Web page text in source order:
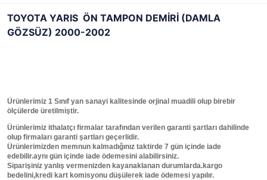
TOYOTA YARIS ÖN TAMPON DEMİRİ (DAMLA
GÖZSÜZ) 2000-2002
Ürünlerimiz 1 Sınıf yan sanayi kalitesinde orjinal muadili olup birebir
ölçülerde üretilmiştir.
Ürünlerimiz ithalatçı firmalar tarafından verilen garanti şartları dahilinde
olup firmaları garanti şartları geçerlidir.
Ürünlerimizden memnun kalmadığınız taktirde 7 gün içinde iade
edebilir.aynı gün içinde iade ödemesini alabilirsiniz.
Siparişiniz yanlış vermenizden kayanaklanan durumlarda.kargo
bedelini,kredi kart komisyonu düşülerek iade ödemesi yapılır.